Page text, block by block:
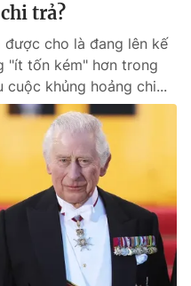
trả?
được cho là đang lên kế
"ít tốn kém" hơn trong
cuộc khủng hoảng chi...